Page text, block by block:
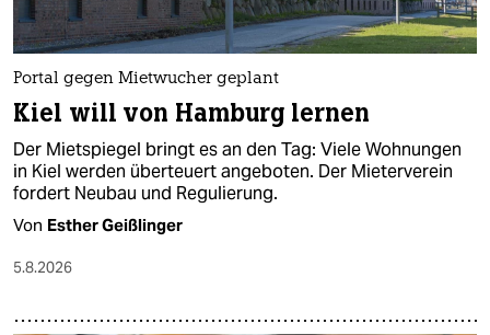
nord
wahrheit
verlag
verlag
veranstaltungen
shop
fragen & hilfe
Portal gegen Mietwucher geplant
Kiel will von Hamburg lernen
Der Mietspiegel bringt es an den Tag: Viele Wohnungen
in Kiel werden überteuert angeboten. Der Mieterverein
fordert Neubau und Regulierung.
Von Esther Geißlinger
5.8.2026